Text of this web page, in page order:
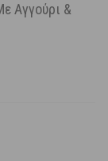
Αγγούρι &